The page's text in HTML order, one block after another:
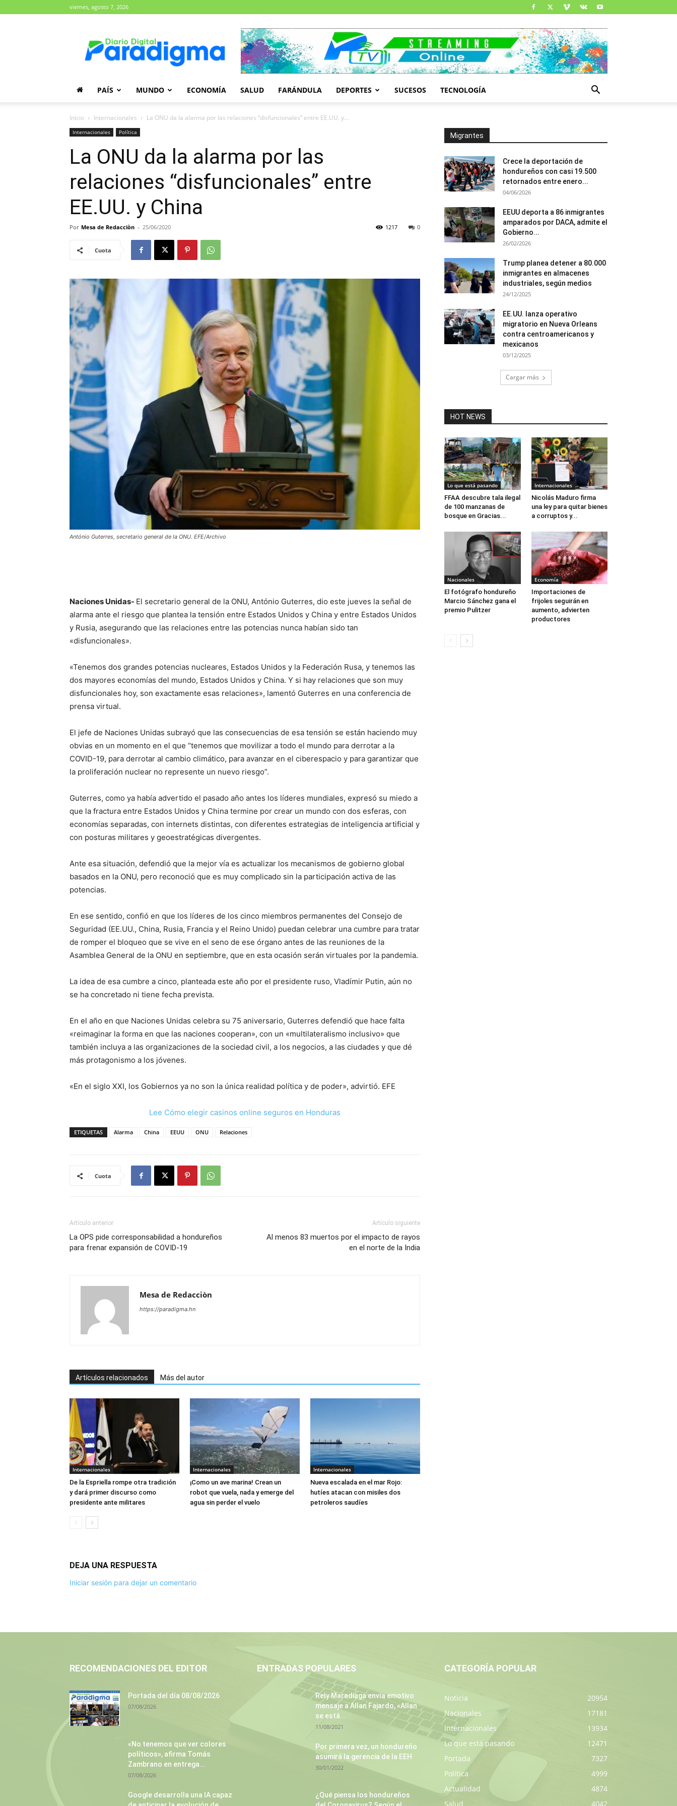
viernes, agosto 7, 2026
Paradigma
PAÍS MUNDO ECONOMÍA SALUD FARÁNDULA DEPORTES SUCESOS TECNOLOGÍA
Inicio Internacionales La ONU da la alarma por las relaciones “disfuncionales” entre EE.UU. y...
Internacionales Política
La ONU da la alarma por las
relaciones “disfuncionales” entre
EE.UU. y China
Por Mesa de Redacciòn - 25/06/2020 0
1217
Cuota
António Guterres, secretario general de la ONU. EFE/Archivo
Naciones Unidas- El secretario general de la ONU, António Guterres, dio este jueves la señal de
alarma ante el riesgo que plantea la tensión entre Estados Unidos y China y entre Estados Unidos
y Rusia, asegurando que las relaciones entre las potencias nunca habían sido tan
«disfuncionales».
«Tenemos dos grandes potencias nucleares, Estados Unidos y la Federación Rusa, y tenemos las
dos mayores economías del mundo, Estados Unidos y China. Y si hay relaciones que son muy
disfuncionales hoy, son exactamente esas relaciones», lamentó Guterres en una conferencia de
prensa virtual.
El jefe de Naciones Unidas subrayó que las consecuencias de esa tensión se están haciendo muy
obvias en un momento en el que “tenemos que movilizar a todo el mundo para derrotar a la
COVID-19, para derrotar al cambio climático, para avanzar en el ciberespacio y para garantizar que
la proliferación nuclear no represente un nuevo riesgo”.
Guterres, como ya había advertido el pasado año antes los líderes mundiales, expresó su miedo a
que la fractura entre Estados Unidos y China termine por crear un mundo con dos esferas, con
economías separadas, con internets distintas, con diferentes estrategias de inteligencia artificial y
con posturas militares y geoestratégicas divergentes.
Ante esa situación, defendió que la mejor vía es actualizar los mecanismos de gobierno global
basados en la ONU, pero reconoció que es muy complicado sin la participación activa de las
potencias.
En ese sentido, confió en que los líderes de los cinco miembros permanentes del Consejo de
Seguridad (EE.UU., China, Rusia, Francia y el Reino Unido) puedan celebrar una cumbre para tratar
de romper el bloqueo que se vive en el seno de ese órgano antes de las reuniones de la
Asamblea General de la ONU en septiembre, que en esta ocasión serán virtuales por la pandemia.
La idea de esa cumbre a cinco, planteada este año por el presidente ruso, Vladímir Putin, aún no
se ha concretado ni tiene fecha prevista.
En el año en que Naciones Unidas celebra su 75 aniversario, Guterres defendió que hace falta
«reimaginar la forma en que las naciones cooperan», con un «multilateralismo inclusivo» que
también incluya a las organizaciones de la sociedad civil, a los negocios, a las ciudades y que dé
más protagonismo a los jóvenes.
«En el siglo XXI, los Gobiernos ya no son la única realidad política y de poder», advirtió. EFE
Lee Cómo elegir casinos online seguros en Honduras
ETIQUETAS Alarma China EEUU ONU Relaciones
Cuota
Artículo anterior
La OPS pide corresponsabilidad a hondureños
para frenar expansión de COVID-19
Artículo siguiente
Al menos 83 muertos por el impacto de rayos
en el norte de la India
Mesa de Redacciòn
https://paradigma.hn
Artículos relacionados Más del autor
Internacionales
De la Espriella rompe otra tradición
y dará primer discurso como
presidente ante militares
Internacionales
¡Como un ave marina! Crean un
robot que vuela, nada y emerge del
agua sin perder el vuelo
Internacionales
Nueva escalada en el mar Rojo:
hutíes atacan con misiles dos
petroleros saudíes
DEJA UNA RESPUESTA
Iniciar sesión para dejar un comentario
Migrantes
Crece la deportación de
hondureños con casi 19.500
retornados entre enero...
04/06/2026
EEUU deporta a 86 inmigrantes
amparados por DACA, admite el
Gobierno...
26/02/2026
Trump planea detener a 80.000
inmigrantes en almacenes
industriales, según medios
24/12/2025
EE.UU. lanza operativo
migratorio en Nueva Orleans
contra centroamericanos y
mexicanos
03/12/2025
Cargar más
HOT NEWS
Lo que está pasando
FFAA descubre tala ilegal
de 100 manzanas de
bosque en Gracias...
Internacionales
Nicolás Maduro firma
una ley para quitar bienes
a corruptos y...
Nacionales
El fotógrafo hondureño
Marcio Sánchez gana el
premio Pulitzer
Economía
Importaciones de
frijoles seguirán en
aumento, advierten
productores
RECOMENDACIONES DEL EDITOR
Portada del día 08/08/2026
07/08/2026
«No tenemos que ver colores
políticos», afirma Tomás
Zambrano en entrega...
07/08/2026
Google desarrolla una IA capaz
ENTRADAS POPULARES
Rely Maradiaga envía emotivo
mensaje a Allan Fajardo, «Allan
se está...
11/08/2021
Por primera vez, un hondureño
asumirá la gerencia de la EEH
30/01/2022
¿Qué piensa los hondureños
CATEGORÍA POPULAR
Noticia
20954
Nacionales
17181
Internacionales
13934
Lo que está pasando
12471
Portada
7327
Política
4999
Actualidad
4874
Salud
4042